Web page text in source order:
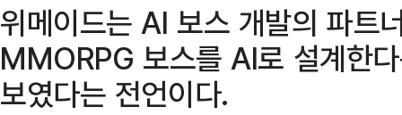
위메이드는 AI 보스 개발의 파트
MMORPG 보스를 AI로 설계한
보였다는 전언이다.